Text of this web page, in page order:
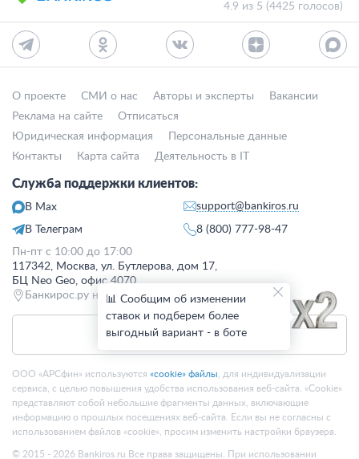
4.9 из 5 (4425 голосов)
О проекте СМИ о нас Авторы и эксперты
Вакансии
Реклама на сайте
Отписаться
Юридическая информация
Персональные данные
Контакты
Карта сайта Деятельность в IT
Служба поддержки клиентов:
В Max
В Телеграм
support@bankiros.ru
8 (800) 777-98-47
Пн-пт с 10:00 до 17:00
117342, Москва, ул. Бутлерова, дом 17,
БЦ Neo Geo, офис 4070
Банкирос.ру на Яндекс.Картах
Отписаться
ООО «АРСфин» используются «cookie» файлы , для индивидуализации
сервиса, с целью повышения удобства использования веб-сайта. «Cookie»
представляют собой небольшие фрагменты данных, включающие
информацию о прошлых посещениях веб-сайта. Если вы не согласны с
использованием файлов «cookie», просим изменить настройки браузера.
© 2015 - 2026 Bankiros.ru Все права защищены. При использовании
📊 Сообщим об изменении
ставок и подберем более
выгодный вариант - в боте